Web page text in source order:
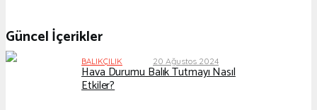
Güncel İçerikler
BALIKÇILIK 20 Ağustos 2024
Hava Durumu Balık Tutmayı Nasıl
Etkiler?